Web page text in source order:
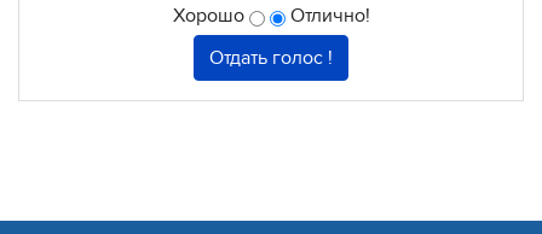
Хорошо Отлично!